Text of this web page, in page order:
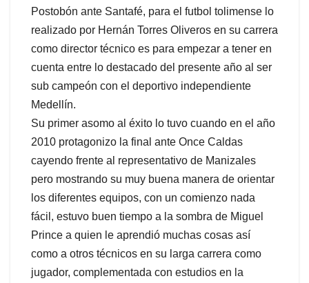
Postobón ante Santafé, para el futbol tolimense lo
realizado por Hernán Torres Oliveros en su carrera
como director técnico es para empezar a tener en
cuenta entre lo destacado del presente año al ser
sub campeón con el deportivo independiente
Medellín.
Su primer asomo al éxito lo tuvo cuando en el año
2010 protagonizo la final ante Once Caldas
cayendo frente al representativo de Manizales
pero mostrando su muy buena manera de orientar
los diferentes equipos, con un comienzo nada
fácil, estuvo buen tiempo a la sombra de Miguel
Prince a quien le aprendió muchas cosas así
como a otros técnicos en su larga carrera como
jugador, complementada con estudios en la